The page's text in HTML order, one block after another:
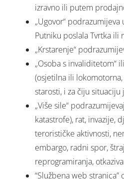
izravno ili putem
„Ugovor“
Putniku poslala Tvrtka ili
„Krstarenje“
„Osoba s invaliditetom“
(osjetilna ili
starosti, i za čiju
„Više sile“
katastrofe), rat, invazije,
terorističke aktivnosti,
embargo, radni spor,
reprogramiranja,
“Službena web